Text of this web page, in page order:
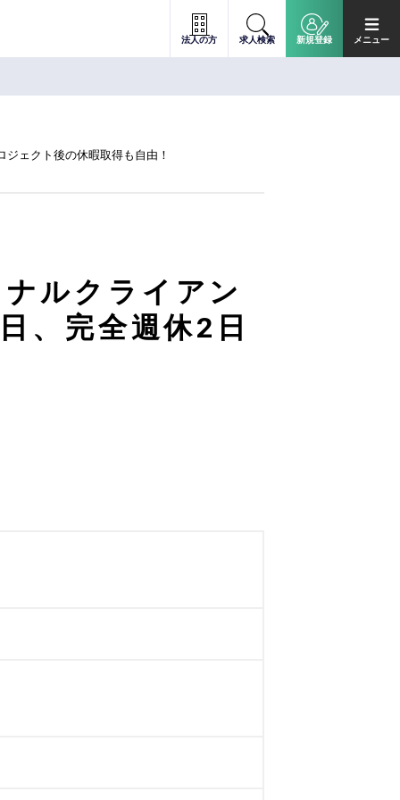
法人の方 求人検索 新規登録 メニュー
ェクト後の休暇取得も自由！
ルクライアン
、完全週休2日